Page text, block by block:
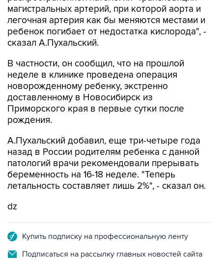
магистральных артерий, при которой аорта и
легочная артерия как бы меняются местами и
ребенок погибает от недостатка кислорода", -
сказал А.Пухальский.
В частности, он сообщил, что на прошлой
неделе в клинике проведена операция
новорожденному ребенку, экстренно
доставленному в Новосибирск из
Приморского края в первые сутки после
рождения.
А.Пухальский добавил, еще три-четыре года
назад в России родителям ребенка с данной
патологий врачи рекомендовали прерывать
беременность на 16-18 неделе. "Теперь
летальность составляет лишь 2%", - сказал он.
dz
Купить подписку на профессиональную ленту
Подписаться на рассылку главных новостей сайта